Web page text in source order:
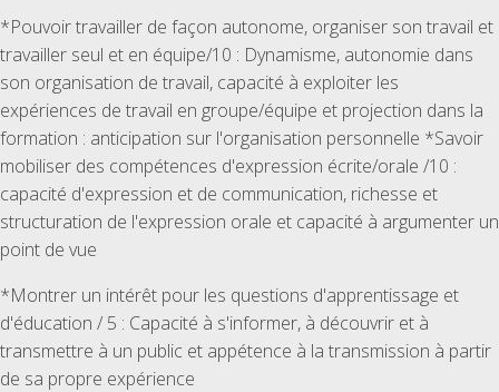
*Pouvoir travailler de façon autonome, organiser son travail et
travailler seul et en équipe/10 : Dynamisme, autonomie dans
son organisation de travail, capacité à exploiter les
expériences de travail en groupe/équipe et projection dans la
formation : anticipation sur l'organisation personnelle *Savoir
mobiliser des compétences d'expression écrite/orale /10 :
capacité d'expression et de communication, richesse et
structuration de l'expression orale et capacité à argumenter un
point de vue
*Montrer un intérêt pour les questions d'apprentissage et
d'éducation / 5 : Capacité à s'informer, à découvrir et à
transmettre à un public et appétence à la transmission à partir
de sa propre expérience